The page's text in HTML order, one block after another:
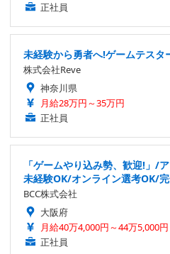
正社員
未経験から勇者へ!ゲームテス
株式会社Reve
神奈川県
月給28万円～35万円
正社員
「ゲームやり込み勢、歓迎!」/
未経験OK/オンライン選考OK/
BCC株式会社
大阪府
月給40万4,000円～44万5,000円
正社員